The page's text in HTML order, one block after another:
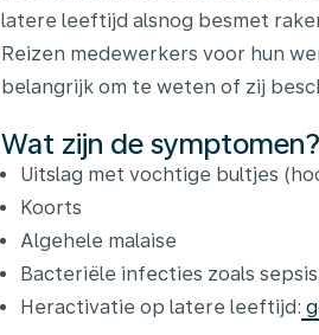
latere leeftijd alsnog besmet
Reizen medewerkers voor hun
belangrijk om te weten of zij
Wat zijn de symptomen?
Uitslag met vochtige bultjes
Koorts
Algehele malaise
Bacteriële infecties zoals
Heractivatie op latere leeftijd: